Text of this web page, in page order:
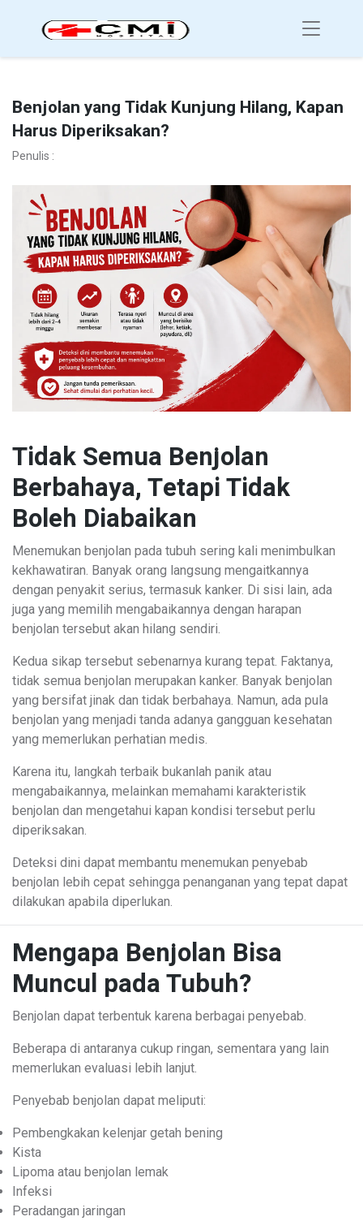
Benjolan yang Tidak Kunjung Hilang, Kapan
Harus Diperiksakan?
Penulis :
Tidak Semua Benjolan
Berbahaya, Tetapi Tidak
Boleh Diabaikan
Menemukan benjolan pada tubuh sering kali menimbulkan
kekhawatiran. Banyak orang langsung mengaitkannya
dengan penyakit serius, termasuk kanker. Di sisi lain, ada
juga yang memilih mengabaikannya dengan harapan
benjolan tersebut akan hilang sendiri.
Kedua sikap tersebut sebenarnya kurang tepat. Faktanya,
tidak semua benjolan merupakan kanker. Banyak benjolan
yang bersifat jinak dan tidak berbahaya. Namun, ada pula
benjolan yang menjadi tanda adanya gangguan kesehatan
yang memerlukan perhatian medis.
Karena itu, langkah terbaik bukanlah panik atau
mengabaikannya, melainkan memahami karakteristik
benjolan dan mengetahui kapan kondisi tersebut perlu
diperiksakan.
Deteksi dini dapat membantu menemukan penyebab
benjolan lebih cepat sehingga penanganan yang tepat dapat
dilakukan apabila diperlukan.
Mengapa Benjolan Bisa
Muncul pada Tubuh?
Benjolan dapat terbentuk karena berbagai penyebab.
Beberapa di antaranya cukup ringan, sementara yang lain
memerlukan evaluasi lebih lanjut.
Penyebab benjolan dapat meliputi:
Pembengkakan kelenjar getah bening
Kista
Lipoma atau benjolan lemak
Infeksi
Peradangan jaringan